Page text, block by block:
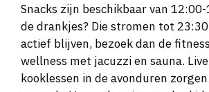
Snacks zijn beschikbaar van
de drankjes? Die stromen tot
actief blijven, bezoek dan de
wellness met jacuzzi en sauna.
kooklessen in de avonduren